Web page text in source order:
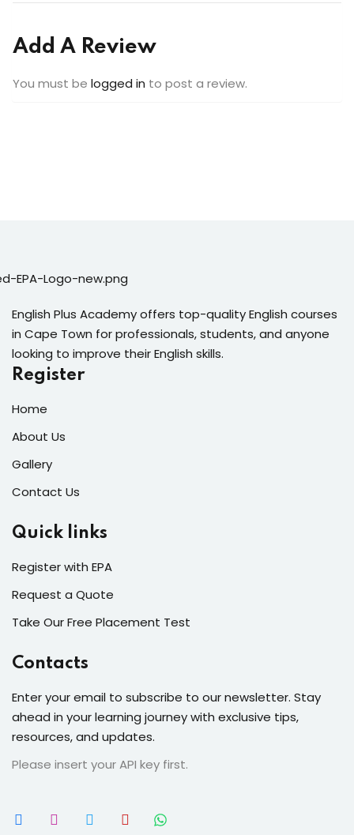
Add A Review
You must be logged in to post a review.
English Plus Academy offers top-quality English courses
in Cape Town for professionals, students, and anyone
looking to improve their English skills.
Register
Home
About Us
Gallery
Contact Us
Quick links
Register with EPA
Request a Quote
Take Our Free Placement Test
Contacts
Enter your email to subscribe to our newsletter. Stay
ahead in your learning journey with exclusive tips,
resources, and updates.
Please insert your API key first.